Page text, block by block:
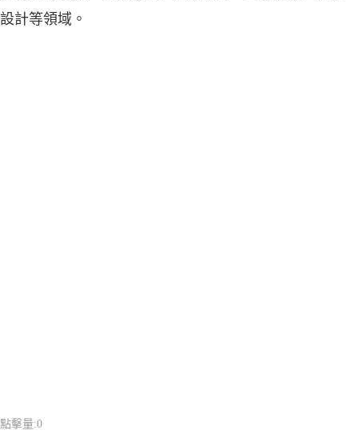
設計等領域。
點擊量:0